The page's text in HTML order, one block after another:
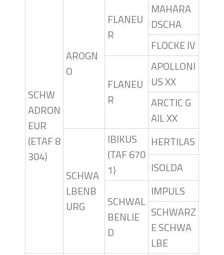
SCHW
ADRON
EUR
(ETAF 8
304)
AROGN
O
FLANEU
R
MAHARA
DSCHA
FLOCKE IV
FLANEU
R
APOLLONI
US XX
ARCTIC G
AIL XX
SCHWA
LBENB
URG
IBIKUS
(TAF 670
1)
HERTILAS
ISOLDA
SCHWAL
BENLIE
D
IMPULS
SCHWARZ
E SCHWA
LBE